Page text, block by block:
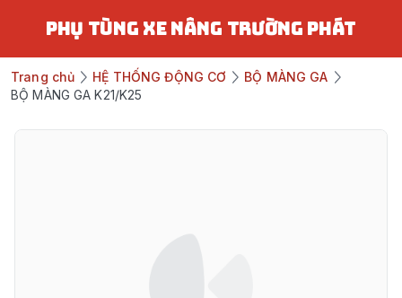
PHỤ TÙNG XE NÂNG TRƯỜNG PHÁT
Trang chủ HỆ THỐNG ĐỘNG CƠ
BỘ MÀNG GA
BỘ MÀNG GA K21/K25